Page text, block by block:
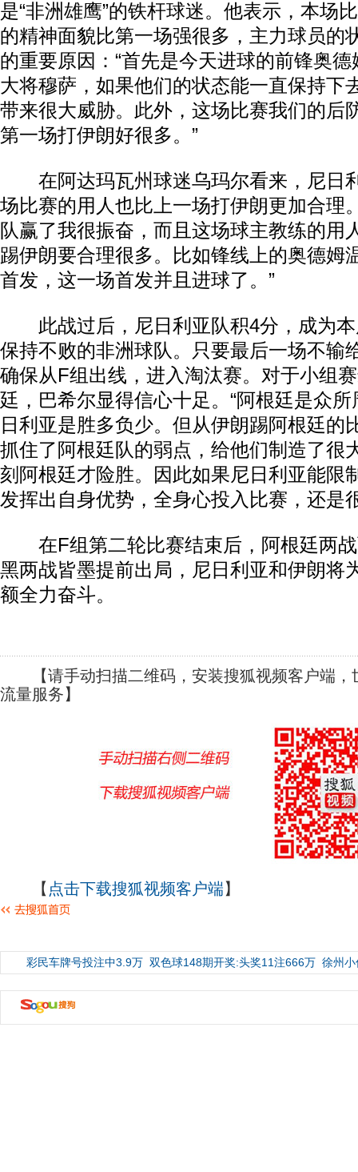
是“非洲雄鹰”的铁杆球迷。他表示，本场
的精神面貌比第一场强很多，主力球员的
的重要原因：“首先是今天进球的前锋奥
大将穆萨，如果他们的状态能一直保持下
带来很大威胁。此外，这场比赛我们的后
第一场打伊朗好很多。”
在阿达玛瓦州球迷乌玛尔看来，尼日
场比赛的用人也比上一场打伊朗更加合理
队赢了我很振奋，而且这场球主教练的用
踢伊朗要合理很多。比如锋线上的奥德姆
首发，这一场首发并且进球了。”
此战过后，尼日利亚队积4分，成为本
保持不败的非洲球队。只要最后一场不输
确保从F组出线，进入淘汰赛。对于小组
廷，巴希尔显得信心十足。“阿根廷是众
日利亚是胜多负少。但从伊朗踢阿根廷的
抓住了阿根廷队的弱点，给他们制造了很
刻阿根廷才险胜。因此如果尼日利亚能限
发挥出自身优势，全身心投入比赛，还是
在F组第二轮比赛结束后，阿根廷两战
黑两战皆墨提前出局，尼日利亚和伊朗将
额全力奋斗。
【请手动扫描二维码，安装搜狐视频客户端，
流量服务】
【 点击下载搜狐视频客户端】
彩民车牌号投注中3.9万 双色球148期开奖:头奖11注666万 徐州